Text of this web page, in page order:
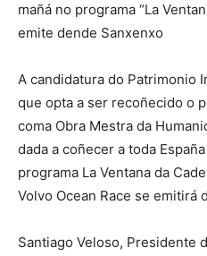
mañá no programa “La
emite dende Sanxenxo
A candidatura do Patrimonio
que opta a ser recoñecido o
coma Obra Mestra da
dada a coñecer a toda
programa La Ventana da
Volvo Ocean Race se emitirá
Santiago Veloso, Presidente